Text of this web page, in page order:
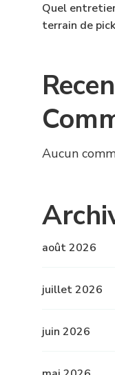
Quel
terrain de
Aucun
août 2026
juillet 2026
juin 2026